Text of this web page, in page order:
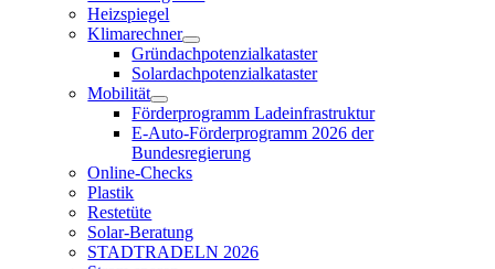
Heizspiegel
Klimarechner
Gründachpotenzialkataster
Solardachpotenzialkataster
Mobilität
Förderprogramm Ladeinfrastruktur
E-Auto-Förderprogramm 2026 der
Bundesregierung
Online-Checks
Plastik
Restetüte
Solar-Beratung
STADTRADELN 2026